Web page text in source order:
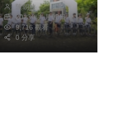
陳朝枝
2023年九月08日
9,716 觀看
0 分享